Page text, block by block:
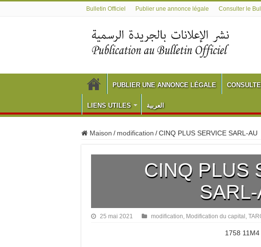
Bulletin Officiel Publier une annonce légale Consulter le
PUBLIER UNE ANNONCE LÉGALE
LIENS UTILES العربية
Maison / modification /CINQ PLUS SERVICE SARL-AU
CINQ PLUS
25 mai 2021 modification, Modification du capital ,
1758 11M4